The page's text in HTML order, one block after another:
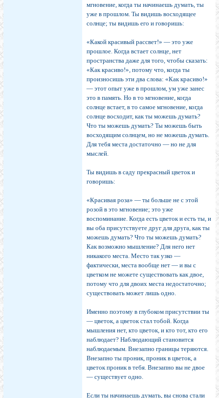
мгнове­ние, когда ты начинаешь думать, ты
уже в прошлом. Ты видишь восходящее
солнце; ты видишь его и говоришь:
«Какой красивый рассвет!» — это уже
прошлое. Когда встает солнце, нет
пространства даже для того, чтобы сказать:
«Как красиво!», потому что, когда ты
произно­сишь эти два слова: «Как красиво!»
— этот опыт уже в прошлом, ум уже занес
это в память. Но в то мгнове­ние, когда
солнце встает, в то самое мгновение, когда
солнце восходит, как ты можешь думать?
Что ты мо­жешь думать? Ты можешь быть
восходящим солнцем, но не можешь думать.
Для тебя места достаточно — но не для
мыслей.
Ты видишь в саду прекрасный цветок и
говоришь:
«Красивая роза» — ты больше не с этой
розой в это мгновение; это уже
воспоминание. Когда есть цветок и есть ты, и
вы оба присутствуете друг для друга, как ты
можешь думать? Что ты можешь думать?
Как возможно мышление? Для него нет
никакого места. Место так узко —
фактически, места вообще нет — и вы с
цвет­ком не можете существовать как двое,
потому что для двоих места недостаточно;
существовать может лишь одно.
Именно поэтому в глубоком присутствии ты
— цве­ток, а цветок стал тобой. Когда
мышления нет, кто цве­ток, и кто тот, кто его
наблюдает? Наблюдающий стано­вится
наблюдаемым. Внезапно границы теряются.
Вне­запно ты проник, проник в цветок, а
цветок проник в тебя. Внезапно вы не двое
— существует одно.
Если ты начинаешь думать, вы снова стали